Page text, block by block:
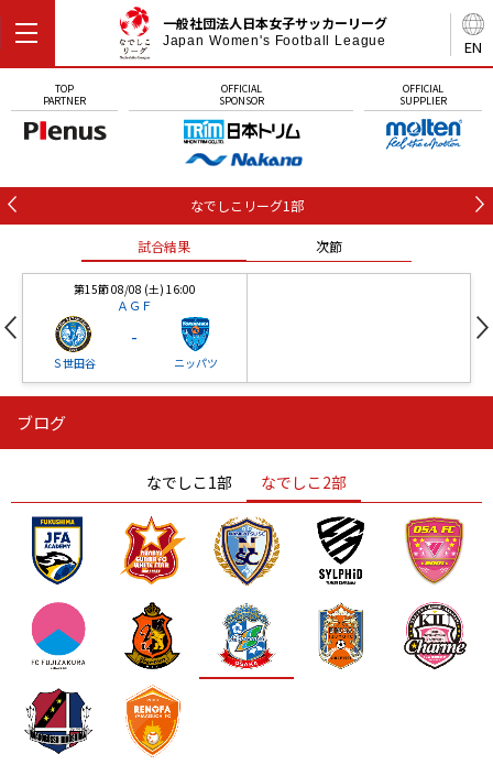
EN
一般社団法人日本女子サッカーリーグ
Japan Women's Football League
TOP
PARTNER
OFFICIAL
SPONSOR
OFFICIAL
SUPPLIER
なでしこリーグ1部
試合結果 次節
第15節 08/08 (土) 16:00
ＡＧＦ
Ｓ世田谷
-
ニッパツ
ニッパツ
ニッパツ 名古屋
石人の星
静岡 愛媛Ｌ
ブログ
なでしこ1部 なでしこ2部